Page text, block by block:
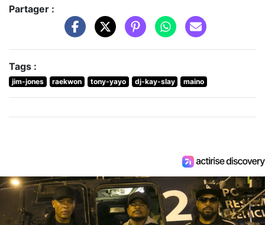
Partager :
Tags :
jim-jones raekwon tony-yayo dj-kay-slay maino